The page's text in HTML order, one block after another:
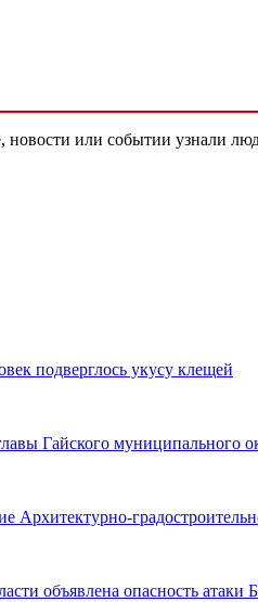
новости или событии узнали
подверглось укусу клещей
Гайского муниципального
Архитектурно-
объявлена опасность атаки